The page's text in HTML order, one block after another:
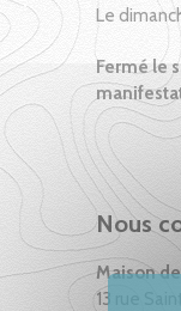
Le
Fermé le
Nous
Maison
13 rue